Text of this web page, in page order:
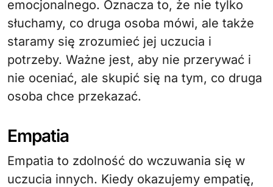
emocjonalnego. Oznacza to, że nie tylko
słuchamy, co druga osoba mówi, ale także
staramy się zrozumieć jej uczucia i
potrzeby. Ważne jest, aby nie przerywać i
nie oceniać, ale skupić się na tym, co druga
osoba chce przekazać.
Empatia
Empatia to zdolność do wczuwania się w
uczucia innych. Kiedy okazujemy empatię,